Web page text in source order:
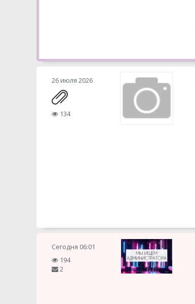
26 июля 2026
134
Сегодня 06:01
194
2